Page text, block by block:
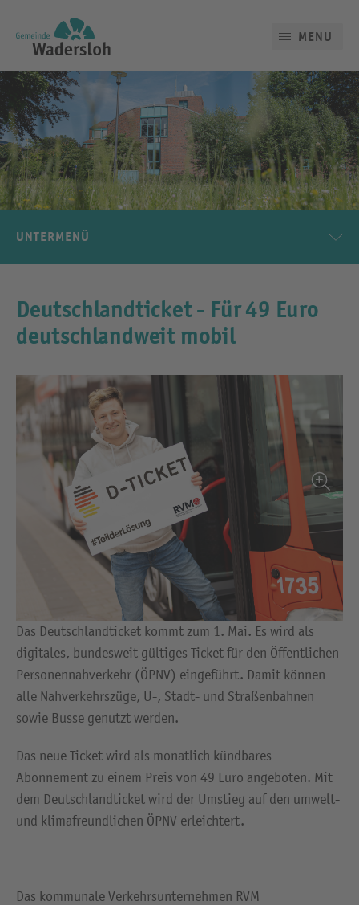
MENU
UNTERMENÜ
Deutschlandticket - Für 49 Euro
deutschlandweit mobil
Das Deutschlandticket kommt zum 1. Mai. Es wird als
digitales, bundesweit gültiges Ticket für den Öffentlichen
Personennahverkehr (ÖPNV) eingeführt. Damit können
alle Nahverkehrszüge, U-, Stadt- und Straßenbahnen
sowie Busse genutzt werden.
Das neue Ticket wird als monatlich kündbares
Abonnement zu einem Preis von 49 Euro angeboten. Mit
dem Deutschlandticket wird der Umstieg auf den umwelt-
und klimafreundlichen ÖPNV erleichtert.
Das kommunale Verkehrsunternehmen RVM